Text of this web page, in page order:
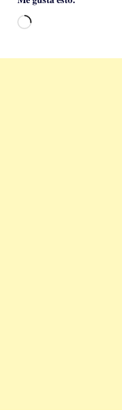
Cargando...